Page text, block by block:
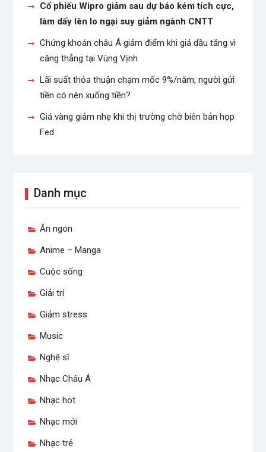
Cổ phiếu Wipro giảm sau dự báo kém tích cực,
làm dấy lên lo ngại suy giảm ngành CNTT
Chứng khoán châu Á giảm điểm khi giá dầu tăng vì
căng thẳng tại Vùng Vịnh
Lãi suất thỏa thuận chạm mốc 9%/năm, người gửi
tiền có nên xuống tiền?
Giá vàng giảm nhẹ khi thị trường chờ biên bản họp
Fed
Danh mục
Ăn ngon
Anime – Manga
Cuộc sống
Giải trí
Giảm stress
Music
Nghệ sĩ
Nhạc Châu Á
Nhạc hot
Nhạc mới
Nhạc trẻ